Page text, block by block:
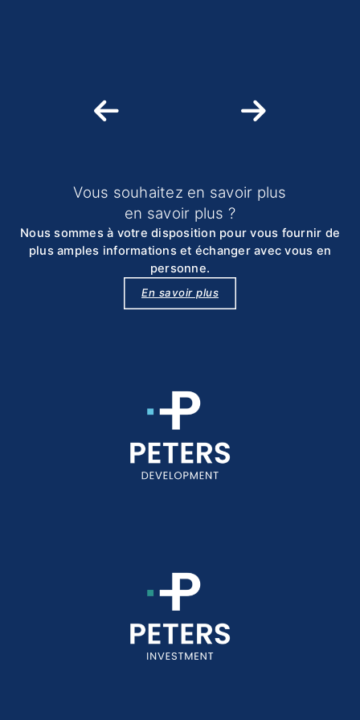
Vous souhaitez en savoir plus
en savoir plus ?
Nous sommes à votre disposition pour vous fournir de
plus amples informations et échanger avec vous en
personne.
En savoir plus